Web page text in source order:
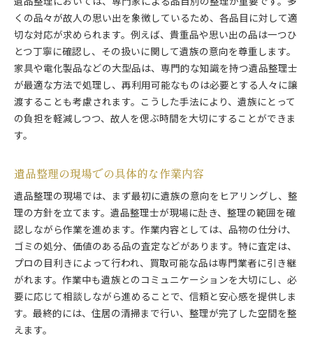
くの品々が故人の思い出を象徴しているため、各品目に対して適
切な対応が求められます。例えば、貴重品や思い出の品は一つひ
とつ丁寧に確認し、その扱いに関して遺族の意向を尊重します。
家具や電化製品などの大型品は、専門的な知識を持つ遺品整理士
が最適な方法で処理し、再利用可能なものは必要とする人々に譲
渡することも考慮されます。こうした手法により、遺族にとって
の負担を軽減しつつ、故人を偲ぶ時間を大切にすることができま
す。
遺品整理の現場での具体的な作業内容
遺品整理の現場では、まず最初に遺族の意向をヒアリングし、整
理の方針を立てます。遺品整理士が現場に赴き、整理の範囲を確
認しながら作業を進めます。作業内容としては、品物の仕分け、
ゴミの処分、価値のある品の査定などがあります。特に査定は、
プロの目利きによって行われ、買取可能な品は専門業者に引き継
がれます。作業中も遺族とのコミュニケーションを大切にし、必
要に応じて相談しながら進めることで、信頼と安心感を提供しま
す。最終的には、住居の清掃まで行い、整理が完了した空間を整
えます。